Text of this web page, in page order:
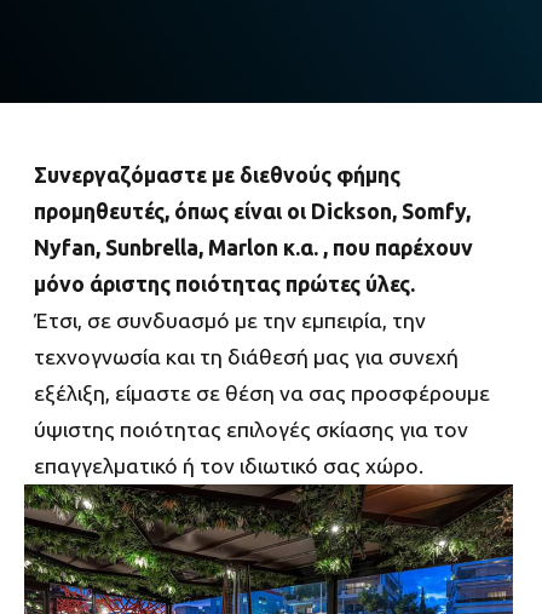
Συνεργαζόμαστε με διεθνούς φήμης
προμηθευτές, όπως είναι οι Dickson, Somfy,
Nyfan, Sunbrella, Marlon κ.α. , που παρέχουν
μόνο άριστης ποιότητας πρώτες ύλες.
Έτσι, σε συνδυασμό με την εμπειρία, την
τεχνογνωσία και τη διάθεσή μας για συνεχή
εξέλιξη, είμαστε σε θέση να σας προσφέρουμε
ύψιστης ποιότητας επιλογές σκίασης για τον
επαγγελματικό ή τον ιδιωτικό σας χώρο.